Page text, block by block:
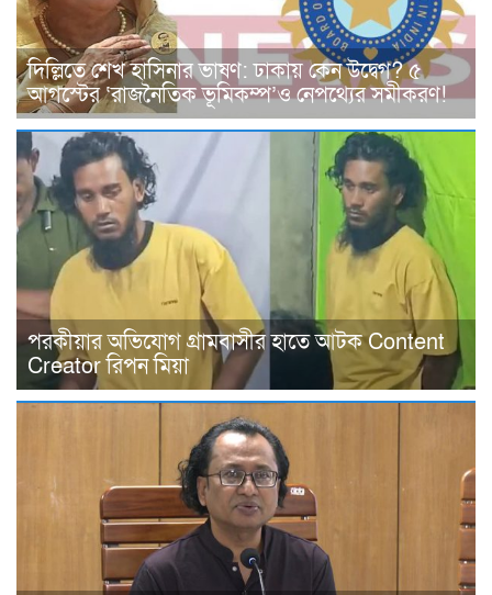
দিল্লিতে শেখ হাসিনার ভাষণ: ঢাকায় কেন উদ্বেগ? ৫
আগস্টের ‘রাজনৈতিক ভূমিকম্প’ও নেপথ্যের সমীকরণ!
পরকীয়ার অভিযোগ গ্রামবাসীর হাতে আটক Content
Creator রিপন মিয়া